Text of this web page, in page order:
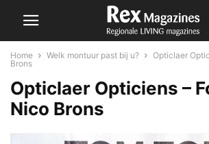
Home Welk montuur past bij u?
Opticlaer
Brons
Opticlaer Opticiens –
Nico Brons